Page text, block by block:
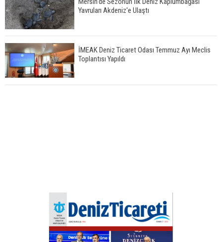
Yavruları Akdeniz'e Ulaştı
İMEAK Deniz Ticaret Odası Temmuz Ayı Meclis
Toplantısı Yapıldı